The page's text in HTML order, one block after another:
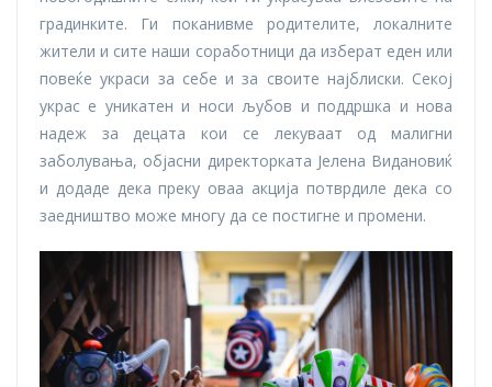
градинките. Ги поканивме родителите, локалните
жители и сите наши соработници да изберат еден или
повеќе украси за себе и за своите најблиски. Секој
украс е уникатен и носи љубов и поддршка и нова
надеж за децата кои се лекуваат од малигни
заболувања, објасни директорката Јелена Видановиќ
и додаде дека преку оваа акција потврдиле дека со
заедништво може многу да се постигне и промени.